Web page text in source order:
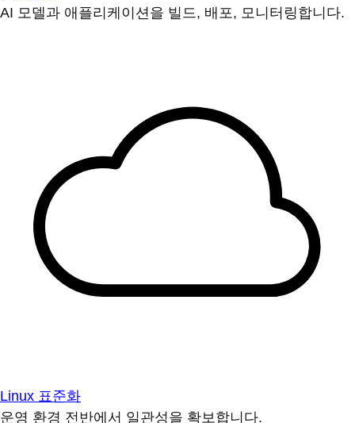
AI 모델과 애플리케이션을 빌드, 배포, 모니터링합니다.
Linux 표준화
운영 환경 전반에서 일관성을 확보합니다.